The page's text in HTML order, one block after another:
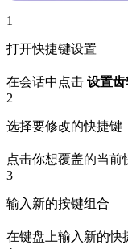
1
打开快捷键设置
在会话中点击 设置
2
选择要修改的快捷键
点击你想覆盖的当前
3
输入新的按键组合
在键盘上输入新的快